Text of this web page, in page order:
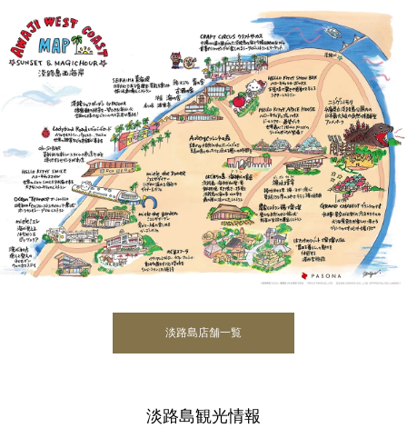
淡路島店舗一覧
淡路島観光情報